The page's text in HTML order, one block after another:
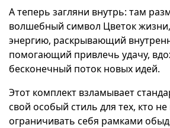
А теперь загляни внутрь: там
волшебный символ Цветок
энергию, раскрывающий
помогающий привлечь удачу,
бесконечный поток новых идей.
Этот комплект взламывает
свой особый стиль для тех, кто
ограничивать себя рамками